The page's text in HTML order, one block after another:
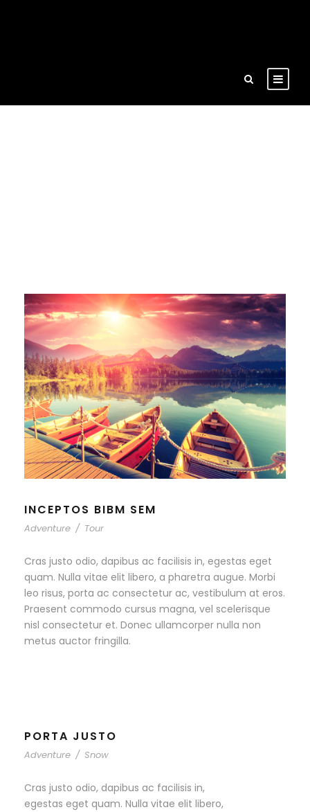
INCEPTOS BIBM SEM
Adventure / Tour
Cras justo odio, dapibus ac facilisis in, egestas eget
quam. Nulla vitae elit libero, a pharetra augue. Morbi
leo risus, porta ac consectetur ac, vestibulum at eros.
Praesent commodo cursus magna, vel scelerisque
nisl consectetur et. Donec ullamcorper nulla non
metus auctor fringilla.
PORTA JUSTO
Adventure / Snow
Cras justo odio, dapibus ac facilisis in,
egestas eget quam. Nulla vitae elit libero,